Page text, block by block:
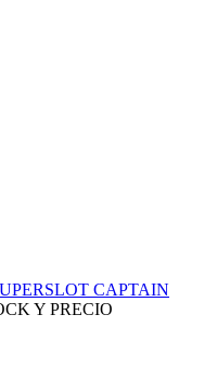
CAPTAIN
Y PRECIO